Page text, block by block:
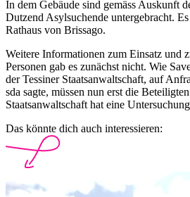
In dem Gebäude sind gemäss Auskunft
Dutzend Asylsuchende untergebracht.
Rathaus von Brissago.
Weitere Informationen zum Einsatz und
Personen gab es zunächst nicht. Wie
der Tessiner Staatsanwaltschaft, auf
sda sagte, müssen nun erst die
Staatsanwaltschaft hat eine
Das könnte dich auch interessieren: